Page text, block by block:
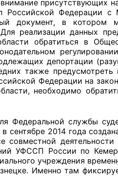
присутствующих
Российской Федерации с
документ, в
реализации данных
обратиться в
депортации
также предусмотреть
Федерации на
необходимо
Федеральной службы
2014 года
деятельности
УФССП России по
учреждения
Именно там